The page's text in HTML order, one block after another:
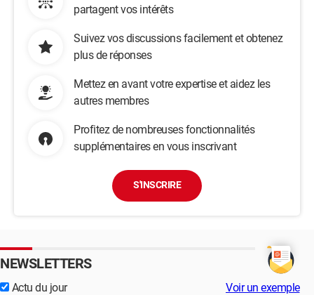
partagent vos intérêts
Suivez vos discussions facilement et obtenez
plus de réponses
Mettez en avant votre expertise et aidez les
autres membres
Profitez de nombreuses fonctionnalités
supplémentaires en vous inscrivant
S'INSCRIRE
NEWSLETTERS
Actu du jour Voir un exemple